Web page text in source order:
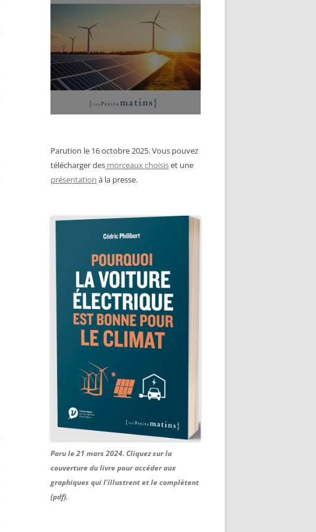
Parution le 16 octobre 2025. Vous pouvez
télécharger des morceaux choisiset une
présentation à la presse.
Paru le 21 mars 2024. Cliquez sur la
couverture du livre pour accéder aux
graphiques qui l'illustrent et le complètent
(pdf).